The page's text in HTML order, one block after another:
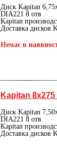
Диск Kapitan
DIA221 8 отв
Kapitan
Доставка дисков
Немає в
Kapitan
Диск Kapitan
DIA221 8 отв.
Kapitan
Доставка дисков